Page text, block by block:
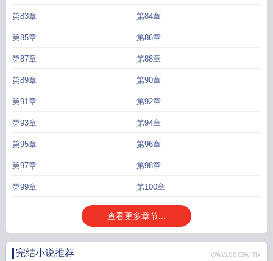
第83章 第84章
第85章 第86章
第87章 第88章
第89章 第90章
第91章 第92章
第93章 第94章
第95章 第96章
第97章 第98章
第99章 第100章
查看更多章节...
完结小说推荐 www.qqxsw.mx